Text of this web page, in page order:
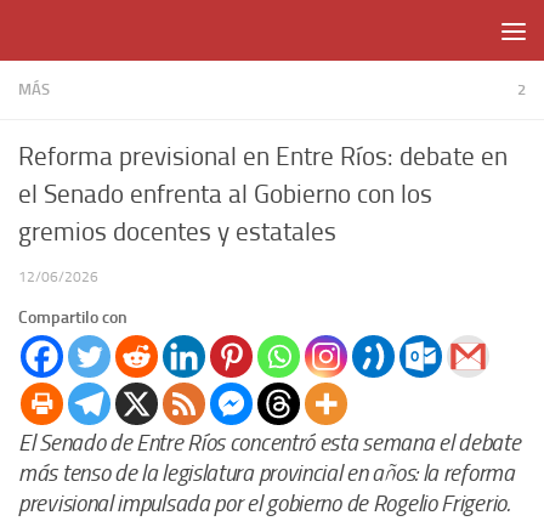
MÁS 2
Reforma previsional en Entre Ríos: debate en
el Senado enfrenta al Gobierno con los
gremios docentes y estatales
12/06/2026
Compartilo con
El Senado de Entre Ríos concentró esta semana el debate
más tenso de la legislatura provincial en años: la reforma
previsional impulsada por el gobierno de Rogelio Frigerio.